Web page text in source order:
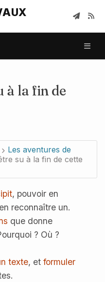
à la fin de
Les aventures de
su à la fin de cette
, pouvoir en
reconnaître un.
que donne
? Où ?
texte, et formuler